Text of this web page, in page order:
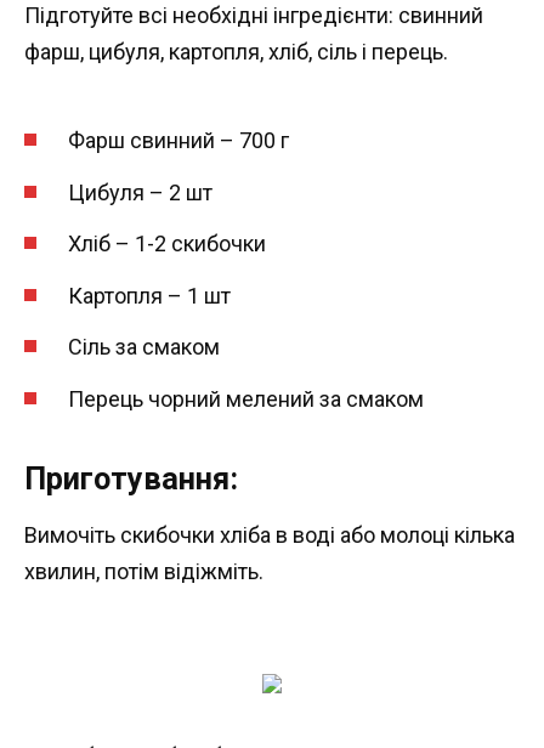
Підготуйте всі необхідні інгредієнти: свинний
фарш, цибуля, картопля, хліб, сіль і перець.
Фарш свинний – 700 г
Цибуля – 2 шт
Хліб – 1-2 скибочки
Картопля – 1 шт
Сіль за смаком
Перець чорний мелений за смаком
Приготування:
Вимочіть скибочки хліба в воді або молоці кілька
хвилин, потім відіжміть.